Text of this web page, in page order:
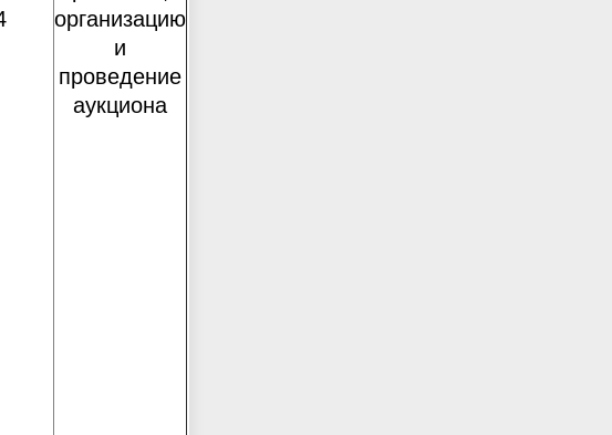
организацию
и
проведение
аукциона